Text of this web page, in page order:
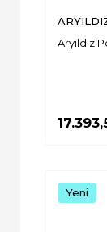
Aryıldız
Yeni